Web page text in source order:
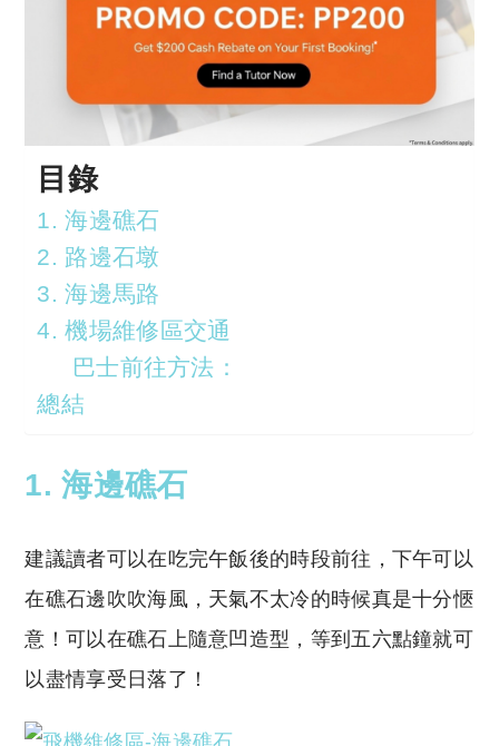
目錄
1. 海邊礁石
2. 路邊石墩
3. 海邊馬路
4. 機場維修區交通
巴士前往方法：
總結
1. 海邊礁石
建議讀者可以在吃完午飯後的時段前往，下午可以
在礁石邊吹吹海風，天氣不太冷的時候真是十分愜
意！可以在礁石上隨意凹造型，等到五六點鐘就可
以盡情享受日落了！